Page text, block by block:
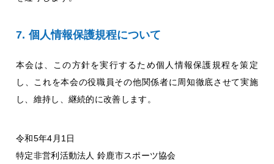
個人情報保護規程について
本会は、この方針を実行するため個人情報保護規程を策定
し、これを本会の役職員その他関係者に周知徹底させて実施
し、維持し、継続的に改善します。
令和5年4月1日
特定非営利活動法人 鈴鹿市スポーツ協会